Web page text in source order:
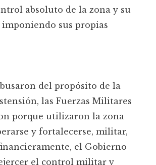
absoluto de la zona y su
sus propias
del propósito de la
las Fuerzas Militares
porque utilizaron la zona
y fortalecerse, militar,
el Gobierno
el control militar y